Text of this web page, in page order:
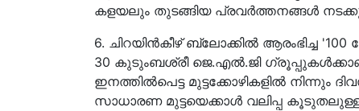
കളയലും തുടങ്ങിയ പ്രവർത്തനങ്ങൾ
6. ചിറയിന്‍കീഴ് ബ്ലോക്കിൽ ആരംഭിച്ച
30 കുടുംബശ്രീ ജെ.എല്‍.ജി
ഇനത്തില്‍പെട്ട മുട്ടക്കോഴികളില്‍ നിന്നും
സാധാരണ മുട്ടയെക്കാള്‍ വലിപ്പ